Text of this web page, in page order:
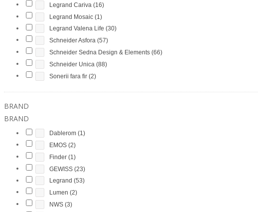
Legrand Cariva (16)
Legrand Mosaic (1)
Legrand Valena Life (30)
Schneider Asfora (57)
Schneider Sedna Design & Elements (66)
Schneider Unica (88)
Sonerii fara fir (2)
BRAND
BRAND
Dablerom (1)
EMOS (2)
Finder (1)
GEWISS (23)
Legrand (53)
Lumen (2)
NWS (3)